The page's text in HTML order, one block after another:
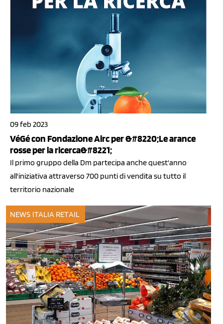
09 feb 2023
VéGé con Fondazione Airc per &#8220;Le arance
rosse per la ricerca&#8221;
Il primo gruppo della Dm partecipa anche quest'anno
all'iniziativa attraverso 700 punti di vendita su tutto il
territorio nazionale
NEWS ITALIA RETAIL